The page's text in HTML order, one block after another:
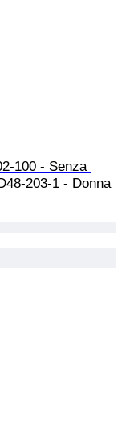
100 - Senza
203-1 - Donna